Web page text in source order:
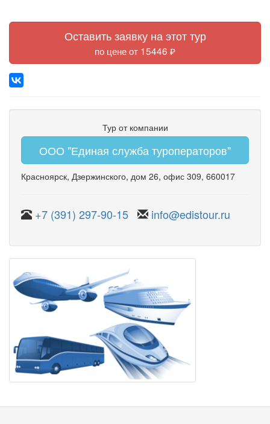
Оставить заявку на этот тур
по цене от 15446 ₽
Тур от компании
ООО "Единая служба туроператоров"
Красноярск, Дзержинского, дом 26, офис 309, 660017
+7 (391) 297-90-15 info@edistour.ru